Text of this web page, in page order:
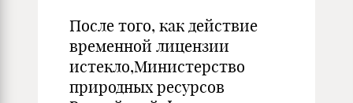
После того, как действие
временной лицензии
истекло,Министерство
природных ресурсов